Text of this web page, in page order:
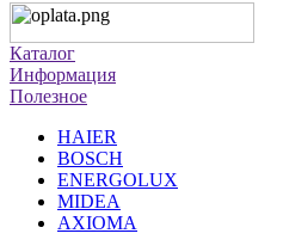
Каталог
Информация
Полезное
HAIER
BOSCH
ENERGOLUX
MIDEA
AXIOMA